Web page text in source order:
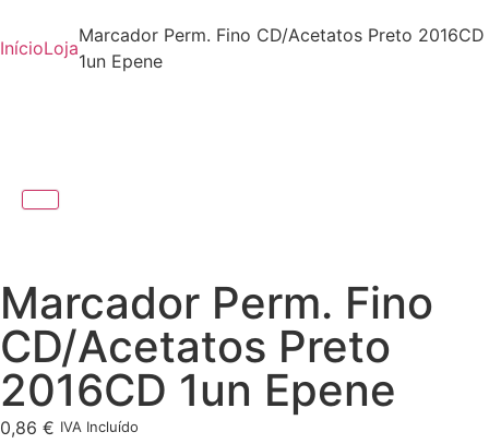
InícioLoja
Marcador Perm. Fino CD/Acetatos Preto 2016CD
1un Epene
Marcador Perm. Fino
CD/Acetatos Preto
2016CD 1un Epene
0,86 € IVA Incluído